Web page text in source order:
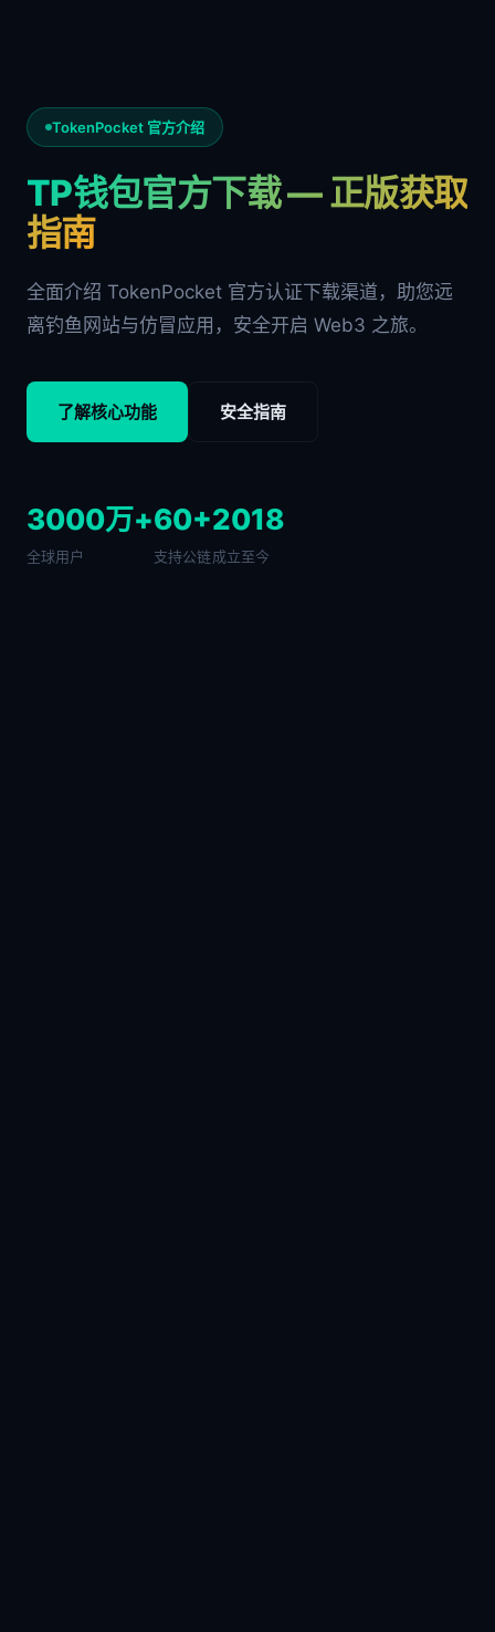
TokenPocket 官方介绍
TP钱包官方下载 — 正版获取
指南
全面介绍 TokenPocket 官方认证下载渠道，助您远
离钓鱼网站与仿冒应用，安全开启 Web3 之旅。
了解核心功能 安全指南
3000万+
全球用户
60+
支持公链
2018
成立至今